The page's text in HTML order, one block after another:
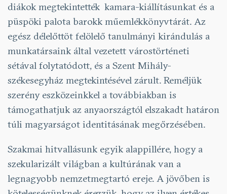
diákok megtekintették kamara-kiállításunkat és a
püspöki palota barokk műemlékkönyvtárát. Az
egész délelőttöt felölelő tanulmányi kirándulás a
munkatársaink által vezetett várostörténeti
sétával folytatódott, és a Szent Mihály-
székesegyház megtekintésével zárult. Reméljük
szerény eszközeinkkel a továbbiakban is
támogathatjuk az anyaországtól elszakadt határon
túli magyarságot identitásának megőrzésében.
Szakmai hitvallásunk egyik alappillére, hogy a
szekularizált világban a kultúrának van a
legnagyobb nemzetmegtartó ereje. A jövőben is